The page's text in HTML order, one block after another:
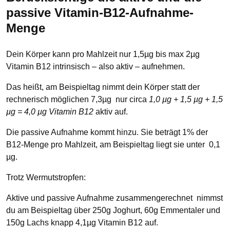
passive Vitamin-B12-Aufnahme-
Menge
Dein Körper kann pro Mahlzeit nur 1,5µg bis max 2µg
Vitamin B12 intrinsisch – also aktiv – aufnehmen.
Das heißt, am Beispieltag nimmt dein Körper statt der
rechnerisch möglichen 7,3µg nur circa 1,0 µg + 1,5 µg + 1,5
µg = 4,0 µg Vitamin B12 aktiv auf.
Die passive Aufnahme kommt hinzu. Sie beträgt 1% der
B12-Menge pro Mahlzeit, am Beispieltag liegt sie unter 0,1
µg.
Trotz Wermutstropfen:
Aktive und passive Aufnahme zusammengerechnet nimmst
du am Beispieltag über 250g Joghurt, 60g Emmentaler und
150g Lachs knapp 4,1µg Vitamin B12 auf.